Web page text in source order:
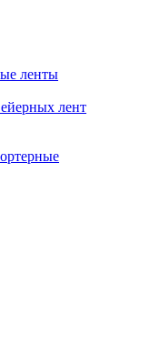
ленты
лент